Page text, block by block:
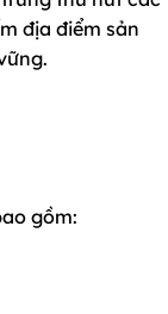
địa điểm sản
gồm: